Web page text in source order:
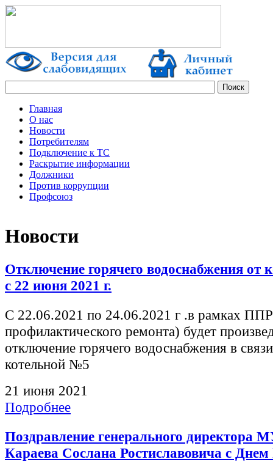
Главная
О нас
Новости
Потребителям
Подключение к ТС
Раскрытие информации
Должники
Против коррупции
Профсоюз
Новости
Отключение горячего водоснабжения от
с 22 июня 2021 г.
С 22.06.2021 по 24.06.2021 г .в рамках
профилактического ремонта) будет
отключение горячего водоснабжения в
котельной №5
21 июня 2021
Подробнее
Поздравление генерального
Караева Сослана Ростиславовича с Днем